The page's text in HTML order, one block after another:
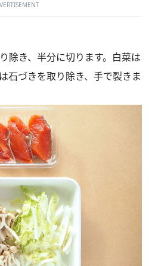
除き、半分に切ります。白菜は
石づきを取り除き、手で裂きま